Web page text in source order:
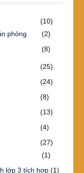
(10)
phòng
(2)
(8)
(25)
(24)
(8)
(13)
(4)
(27)
(1)
lớp 3 tích hợp(1)